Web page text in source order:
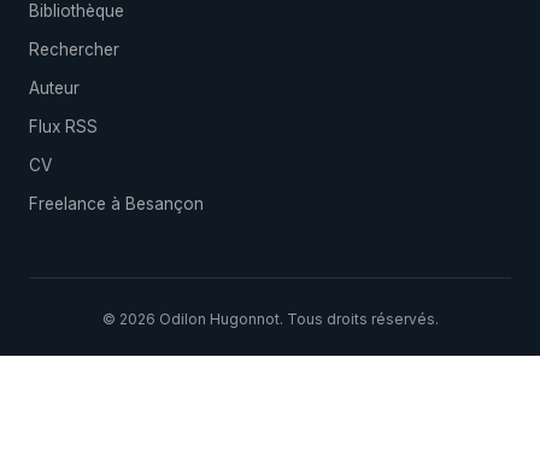
Bibliothèque
Rechercher
Auteur
Flux RSS
CV
Freelance à Besançon
© 2026 Odilon Hugonnot. Tous droits réservés.